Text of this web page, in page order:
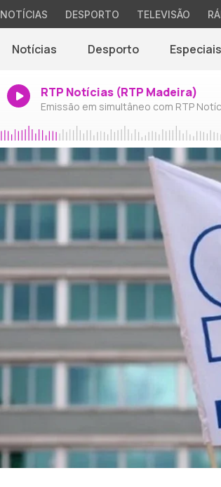
NOTÍCIAS DESPORTO TELEVISÃO
Notícias Desporto Especiais
RTP Notícias (RTP Madeira)
Emissão em simultâneo com RTP